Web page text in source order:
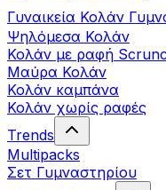
Γυναικεία Κολάν
Ψηλόμεσα Κολάν
Κολάν με ραφή
Μαύρα Κολάν
Κολάν καμπάνα
Κολάν χωρίς ραφές
Trends
Multipacks
Σετ Γυμναστηρίου